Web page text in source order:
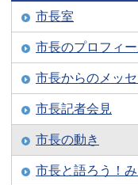
市長室
市長のプロフィ
市長からのメッ
市長記者会見
市長の動き
市長と語ろう！